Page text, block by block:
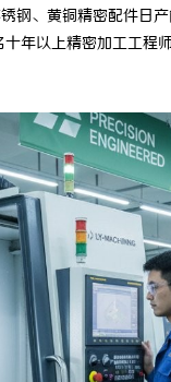
钢、黄铜精密配件
年以上精密加工工程